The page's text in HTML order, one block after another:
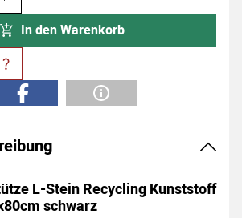
In den Warenkorb
L-Stein Recycling Kunststoff
schwarz